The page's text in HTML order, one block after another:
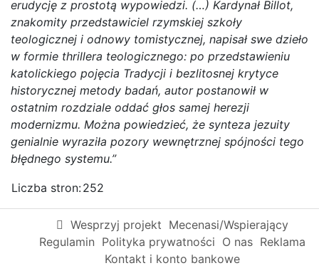
erudycję z prostotą wypowiedzi. (…) Kardynał Billot,
znakomity przedstawiciel rzymskiej szkoły
teologicznej i odnowy tomistycznej, napisał swe dzieło
w formie thrillera teologicznego: po przedstawieniu
katolickiego pojęcia Tradycji i bezlitosnej krytyce
historycznej metody badań, autor postanowił w
ostatnim rozdziale oddać głos samej herezji
modernizmu. Można powiedzieć, że synteza jezuity
genialnie wyraziła pozory wewnętrznej spójności tego
błędnego systemu.”
Liczba stron:252
Wesprzyj projekt Mecenasi/Wspierający
Regulamin Polityka prywatności O nas Reklama
Kontakt i konto bankowe